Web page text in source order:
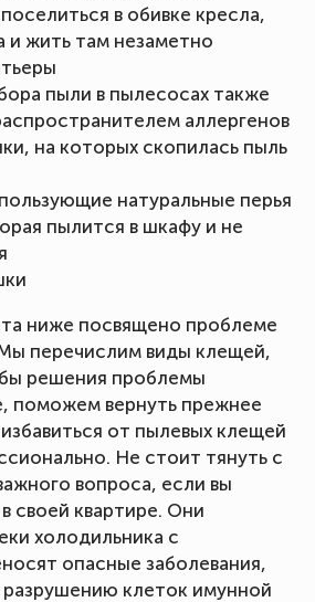
в обивке кресла,
и жить там незаметно
пыли в пылесосах также
аллергенов
на которых скопилась пыль
натуральные перья
пылится в шкафу и не
ниже посвящено проблеме
перечислим виды клещей,
решения проблемы
поможем вернуть прежнее
от пылевых клещей
Не стоит тянуть с
вопроса, если вы
своей квартире. Они
холодильника с
опасные заболевания,
клеток имунной